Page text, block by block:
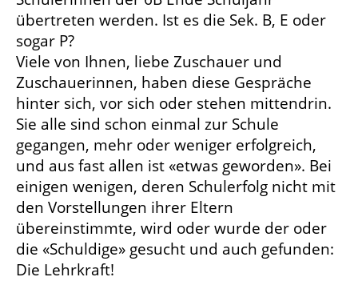
übertreten werden. Ist es die Sek. B, E oder
sogar P?
Viele von Ihnen, liebe Zuschauer und
Zuschauerinnen, haben diese Gespräche
hinter sich, vor sich oder stehen mittendrin.
Sie alle sind schon einmal zur Schule
gegangen, mehr oder weniger erfolgreich,
und aus fast allen ist «etwas geworden». Bei
einigen wenigen, deren Schulerfolg nicht mit
den Vorstellungen ihrer Eltern
übereinstimmte, wird oder wurde der oder
die «Schuldige» gesucht und auch gefunden:
Die Lehrkraft!